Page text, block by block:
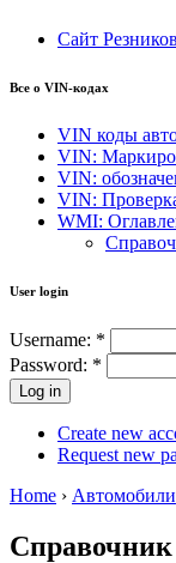
Сайт Резников
Все о VIN-кодах
VIN коды
VIN:
VIN:
VIN:
WMI:
User login
Username: *
Password: *
Create new
Request new
Home › Автомобили